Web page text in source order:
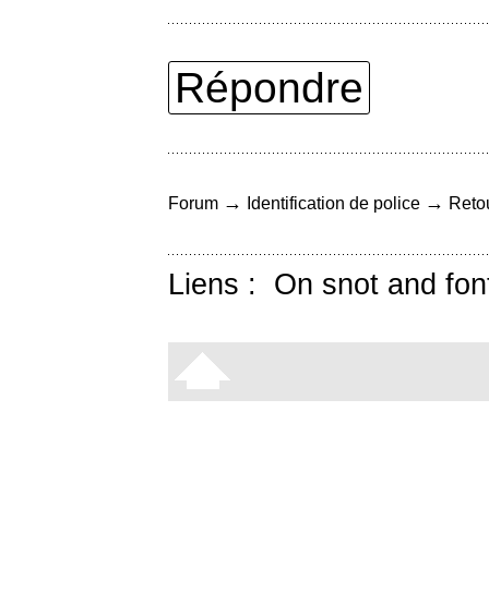
Répondre
Forum → Identification de police →
Liens : On snot and